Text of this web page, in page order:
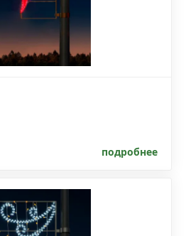
подробнее